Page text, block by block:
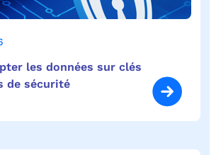
les données sur clés
de sécurité